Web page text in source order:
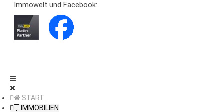
Immowelt und Facebook:
START
IMMOBILIEN